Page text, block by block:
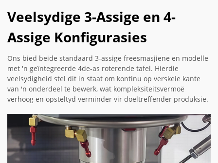
Veelsydige 3-Assige en 4-
Assige Konfigurasies
Ons bied beide standaard 3-assige freesmasjiene en modelle
met 'n geïntegreerde 4de-as roterende tafel. Hierdie
veelsydigheid stel dit in staat om kontinu op verskeie kante
van 'n onderdeel te bewerk, wat kompleksiteitsvermoë
verhoog en opsteltyd verminder vir doeltreffender produksie.